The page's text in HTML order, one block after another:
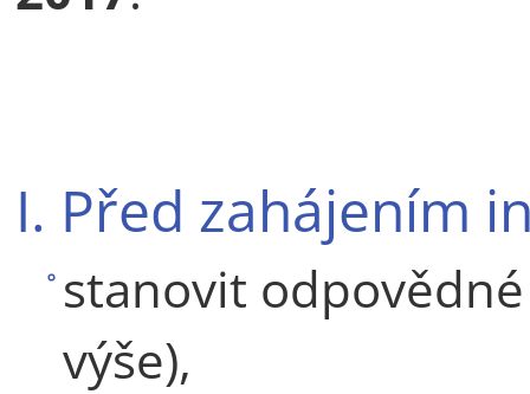
I. Před zahájením
stanovit
výše),